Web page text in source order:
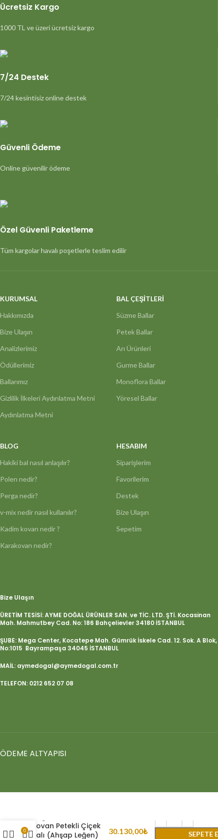
Ücretsiz Kargo
1000 TL ve üzeri ücretsiz kargo
7/24 Destek
7/24 kesintisiz online destek
Güvenli Ödeme
Online güvenilir ödeme
Özel Güvenli Paketleme
Tüm kargolar havalı poşetlerle teslim edilir
KURUMSAL
Hakkımızda
Bize Ulaşın
Analizlerimiz
Ödüllerimiz
Ballarımız
Gizlilik İlkeleri Aydınlatma Metni
Aydınlatma Metni
BAL ÇEŞİTLERİ
Süzme Ballar
Petek Ballar
Arı Ürünleri
Gurme Ballar
Monoflora Ballar
Yöresel Ballar
BLOG
Hakiki bal nasıl anlaşılır?
Polen nedir?
Perga nedir?
v-mix nedir nasıl kullanılır?
Kadim kovan nedir ?
Karakovan nedir?
HESABIM
Siparişlerim
Favorilerim
Destek
Bize Ulaşın
Sepetim
Bize Ulaşın
ÜRETİM TESİSİ: AYME DOĞAL ÜRÜNLER SAN. ve TİC. LTD. ŞTİ. Kocasinan
Mah. Mahmutbey Cad. No: 186 Bahçelievler 34180 İSTANBUL
ŞUBE: Mega Center, Kocatepe Mah. Gümrük İskele Cad. 12. Sok. A Blok,
No:1015 Bayrampaşa 34045 İSTANBUL
MAİL: aymedogal@aymedogal.com.tr
TELEFON: 0212 652 07 08
ÖDEME ALTYAPISI
Kovan Petekli Çiçek
Balı (Ahşap Leğen)
30.130,00₺ SEPETE
0